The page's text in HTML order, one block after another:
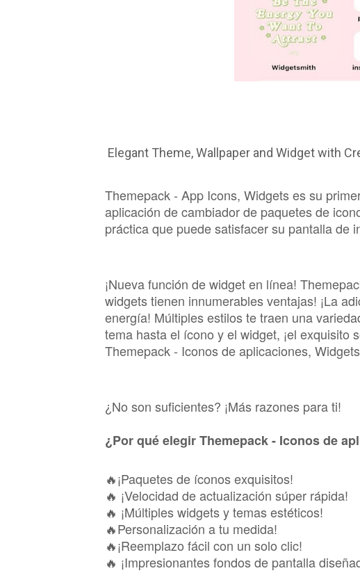
Teclado Aesthetic
Cómo Saber Quien Te Bloqueo De
Convierte Tu Android En Un iPhone
Efecto viral de embarazo 😍😍
Como Abrir Cualquier WhatsApp
aplicaciones Flotantes 🤪
Elegant Theme, Wallpaper and Widget with
Themepack - App Icons, Widgets es su
aplicación de cambiador de paquetes de
práctica que puede satisfacer su pantalla de
¡Nueva función de widget en línea!
widgets tienen innumerables ventajas! ¡La
energía! Múltiples estilos te traen una
tema hasta el ícono y el widget, ¡el exquisito
Themepack - Iconos de aplicaciones,
¿No son suficientes? ¡Más razones para ti!
¿Por qué elegir Themepack - Iconos de
🔥¡Paquetes de íconos exquisitos!
🔥 ¡Velocidad de actualización súper rápida!
🔥 ¡Múltiples widgets y temas estéticos!
🔥Personalización a tu medida!
🔥¡Reemplazo fácil con un solo clic!
🔥 ¡Impresionantes fondos de pantalla